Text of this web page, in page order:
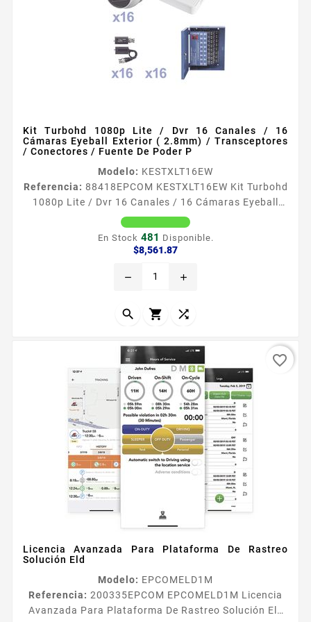
Kit Turbohd 1080p Lite / Dvr 16 Canales / 16
Cámaras Eyeball Exterior ( 2.8mm) / Transceptores
/ Conectores / Fuente De Poder P
Modelo: KESTXLT16EW
Referencia: 88418EPCOM KESTXLT16EW Kit Turbohd
1080p Lite / Dvr 16 Canales / 16 Cámaras Eyeball
Exterior ( 2.8mm) / Transceptores / Conectores /
Fuente De Poder P KESTXLT16EW El KIT incluye 1 x
S16TURBOG3 1 x XP16DC204KV 16 x E8TURBOG2W
Caracteriacutesticas DVR pentahibrido HDTVI HDCVI
canales por coaxitron utilizando...
En Stock 481 Disponible.
$8,561.87Precio
remove add
  
Licencia Avanzada Para Plataforma De Rastreo
Solución Eld
Modelo: EPCOMELD1M
Referencia: 200335EPCOM EPCOMELD1M Licencia
Avanzada Para Plataforma De Rastreo Solución Eld
favorite_border